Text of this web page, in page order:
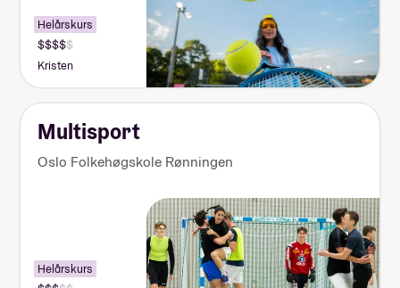
Helårskurs
Kristen
Multisport
Oslo Folkehøgskole Rønningen
Helårskurs